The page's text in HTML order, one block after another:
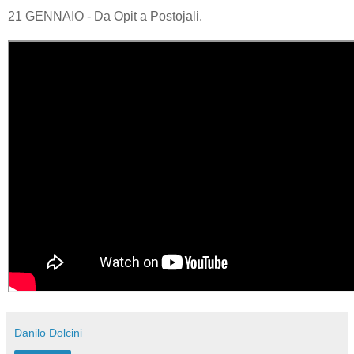
21 GENNAIO - Da Opit a Postojali.
Danilo Dolcini